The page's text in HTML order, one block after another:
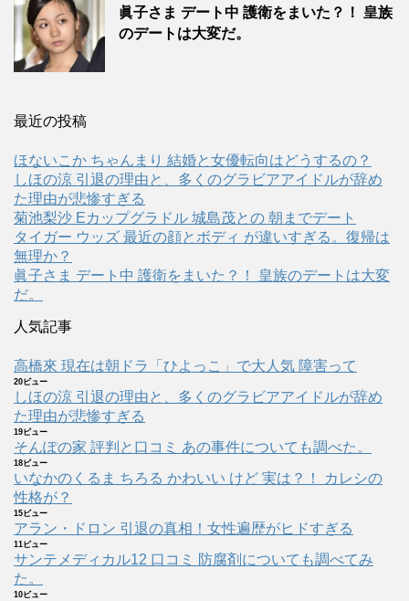
眞子さま デート中 護衛をまいた？！ 皇族
のデートは大変だ。
最近の投稿
ほないこか ちゃんまり 結婚と女優転向はどうするの？
しほの涼 引退の理由と、多くのグラビアアイドルが辞め
た理由が悲惨すぎる
菊池梨沙 Eカップグラドル 城島茂との 朝までデート
タイガー ウッズ 最近の顔とボディ が違いすぎる。復帰は
無理か？
眞子さま デート中 護衛をまいた？！ 皇族のデートは大変
だ。
人気記事
高橋來 現在は朝ドラ「ひよっこ」で大人気 障害って
20ビュー
しほの涼 引退の理由と、多くのグラビアアイドルが辞め
た理由が悲惨すぎる
19ビュー
そんぽの家 評判と口コミ あの事件についても調べた。
18ビュー
いなかのくるま ちろる かわいい けど 実は？！ カレシの
性格が？
15ビュー
アラン・ドロン 引退の真相！女性遍歴がヒドすぎる
11ビュー
サンテメディカル12 口コミ 防腐剤についても調べてみ
た。
10ビュー